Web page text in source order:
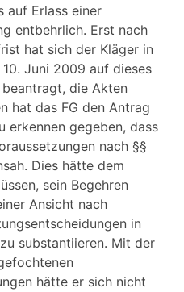
auf Erlass einer
entbehrlich. Erst nach
hat sich der Kläger in
Juni 2009 auf dieses
die Akten
hat das FG den Antrag
erkennen gegeben, dass
nach §§
Dies hätte dem
sein Begehren
Ansicht nach
in
substantiieren. Mit der
hätte er sich nicht